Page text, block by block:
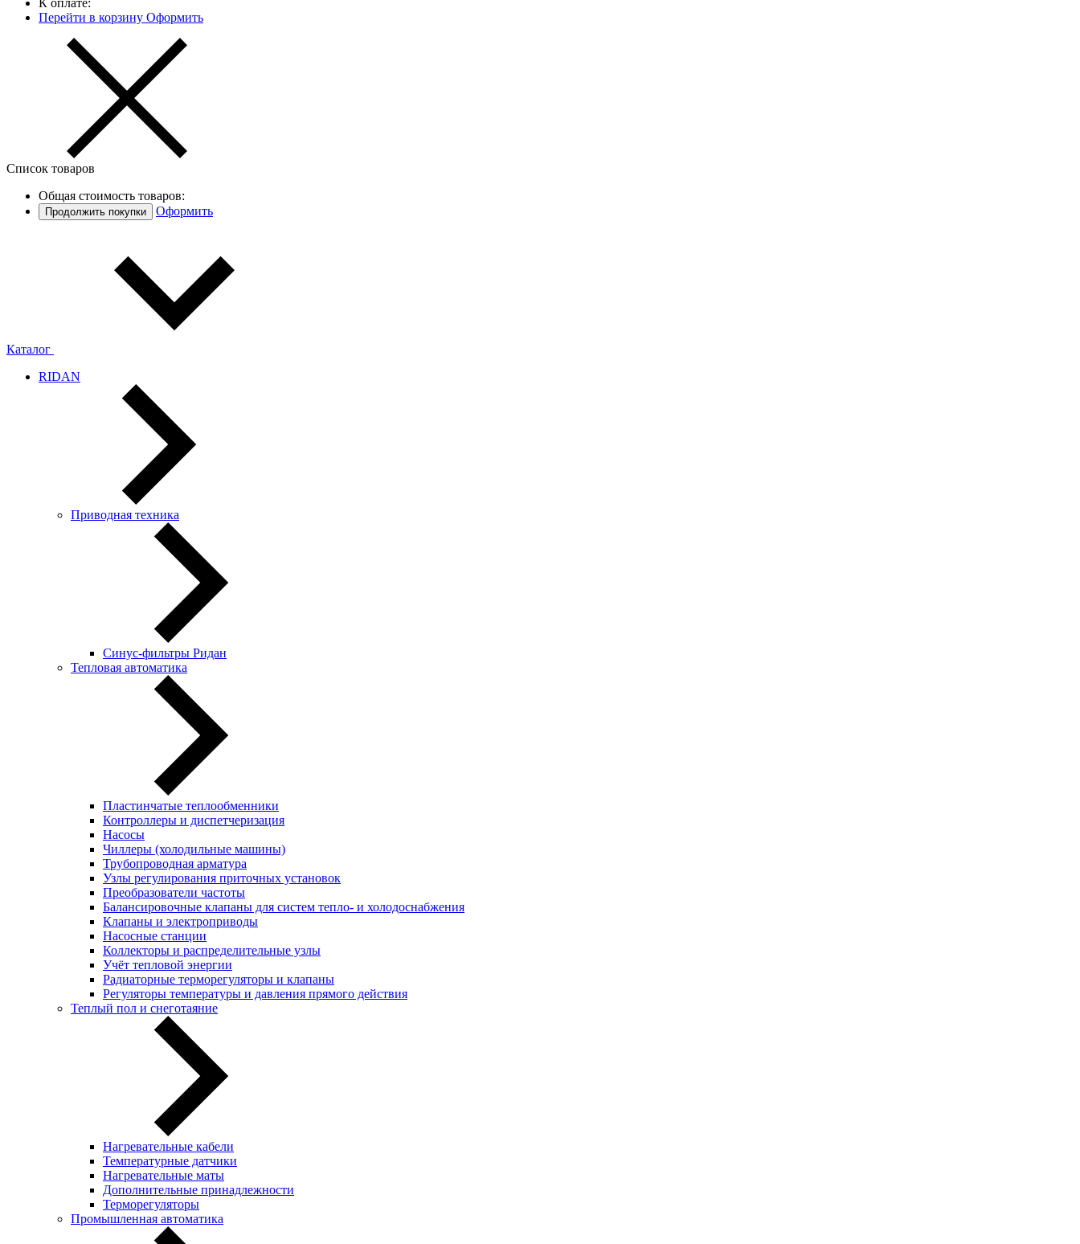
К оплате:
Перейти в корзину Оформить
Список товаров
Общая стоимость товаров:
Продолжить покупки Оформить
Каталог
RIDAN
Приводная техника
Синус-фильтры Ридан
Тепловая автоматика
Пластинчатые теплообменники
Контроллеры и диспетчеризация
Насосы
Чиллеры (холодильные машины)
Трубопроводная арматура
Узлы регулирования приточных установок
Преобразователи частоты
Балансировочные клапаны для систем тепло- и холодоснабжения
Клапаны и электроприводы
Насосные станции
Коллекторы и распределительные узлы
Учёт тепловой энергии
Радиаторные терморегуляторы и клапаны
Регуляторы температуры и давления прямого действия
Теплый пол и снеготаяние
Нагревательные кабели
Температурные датчики
Нагревательные маты
Дополнительные принадлежности
Терморегуляторы
Промышленная автоматика